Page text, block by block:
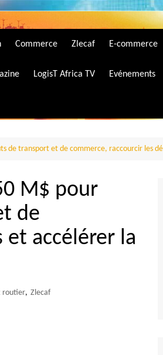
Commerce Zlecaf E-commerce
LogisT Africa TV Evénements
de transport et de commerce, raccourcir les
M$ pour
de
et accélérer la
routier, Zlecaf